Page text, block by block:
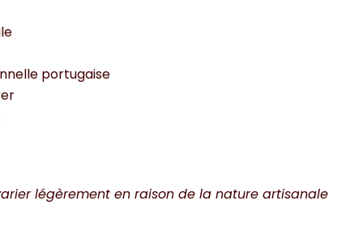
portugaise
légèrement en raison de la nature artisanale